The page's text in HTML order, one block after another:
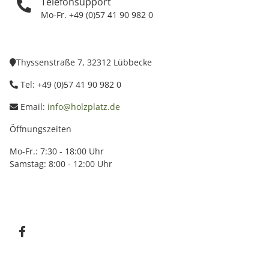
Mo-Fr. +49 (0)57 41 90 982 0
Thyssenstraße 7, 32312 Lübbecke
Tel: +49 (0)57 41 90 982 0
Email: info@holzplatz.de
Öffnungszeiten
Mo-Fr.: 7:30 - 18:00 Uhr
Samstag: 8:00 - 12:00 Uhr